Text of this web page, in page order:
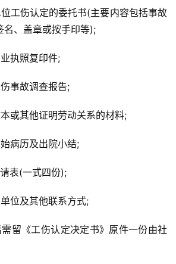
工伤认定的委托书(主要内容包括事故
名、盖章或按手印等);
执照复印件;
事故调查报告;
或其他证明劳动关系的材料;
病历及出院小结;
表(一式四份);
位及其他联系方式;
留《工伤认定决定书》原件一份由社